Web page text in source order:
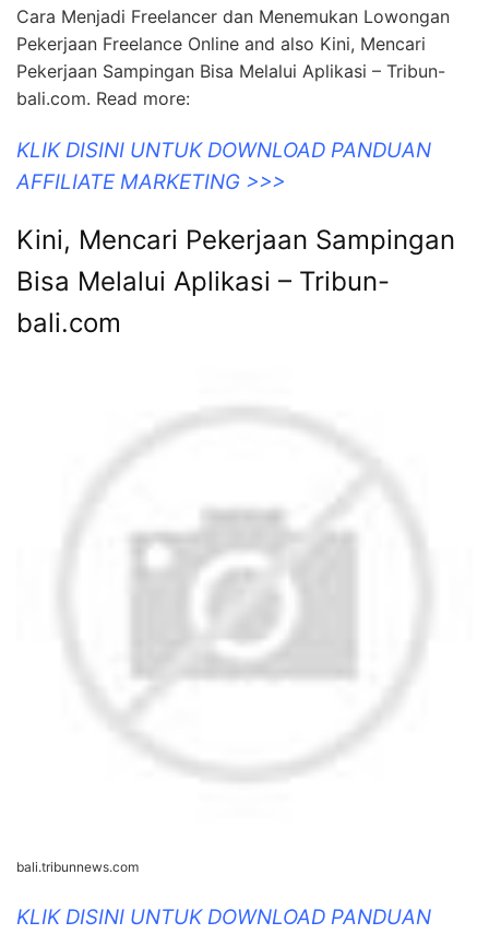
Cara Menjadi Freelancer dan Menemukan Lowongan
Pekerjaan Freelance Online and also Kini, Mencari
Pekerjaan Sampingan Bisa Melalui Aplikasi – Tribun-
bali.com. Read more:
KLIK DISINI UNTUK DOWNLOAD PANDUAN
AFFILIATE MARKETING >>>
Kini, Mencari Pekerjaan Sampingan
Bisa Melalui Aplikasi – Tribun-
bali.com
bali.tribunnews.com
KLIK DISINI UNTUK DOWNLOAD PANDUAN